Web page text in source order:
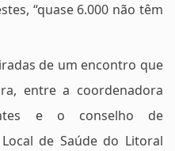
“quase 6.000 não têm
de um encontro que
entre a coordenadora
e o conselho de
de Saúde do Litoral